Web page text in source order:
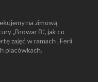
na zimową
„Browar B.”, jak co
zajęć w ramach „Ferii
placówkach.